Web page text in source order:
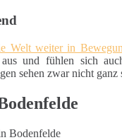
Welt weiter in
aus und fühlen sich
sehen zwar nicht